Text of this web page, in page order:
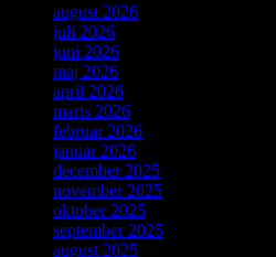
august 2026
juli 2026
juni 2026
maj 2026
april 2026
marts 2026
februar 2026
januar 2026
december 2025
november 2025
oktober 2025
september 2025
august 2025